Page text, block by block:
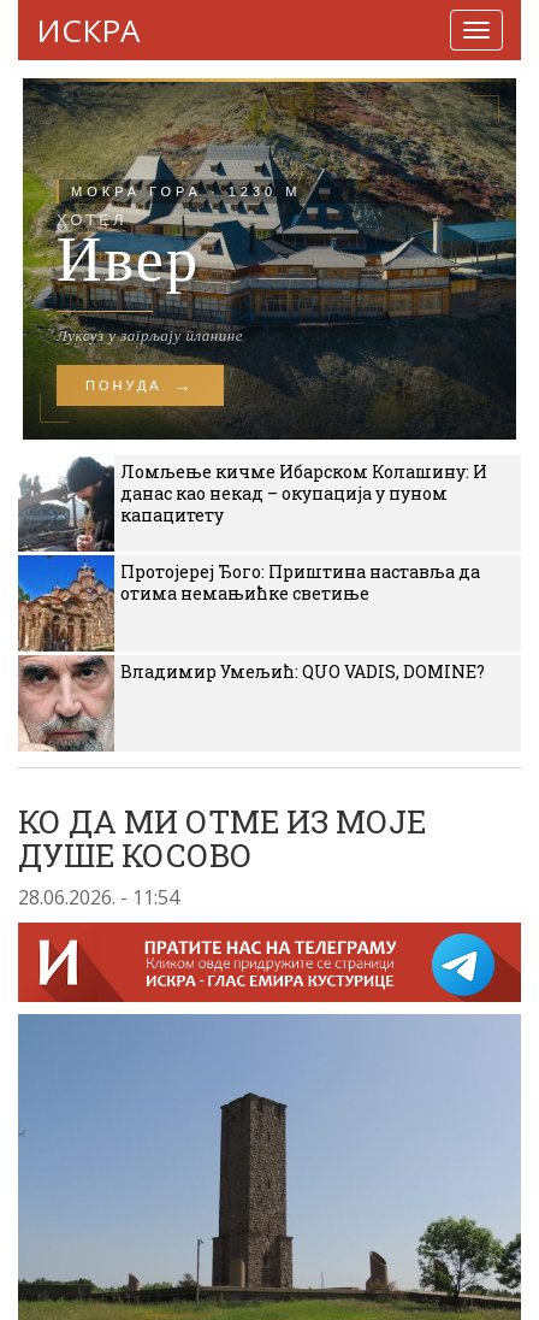
ИСКРА
Ломљење кичме Ибарском Колашину: И
данас као некад – окупација у пуном
капацитету
Протојереј Ђого: Приштина наставља да
отима немањићке светиње
Владимир Умељић: QUO VADIS, DOMINE?
КО ДА МИ ОТМЕ ИЗ МОЈЕ
ДУШЕ КОСОВО
28.06.2026. - 11:54